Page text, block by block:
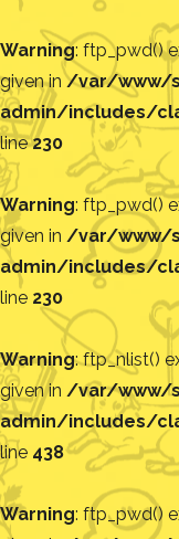
Warning: ftp_pwd()
given in/var/www/
admin/includes/
line230
Warning: ftp_pwd()
given in /var/www/
admin/includes/
line 230
Warning: ftp_nlist()
given in /var/www/
admin/includes/
line 438
Warning: ftp_pwd()